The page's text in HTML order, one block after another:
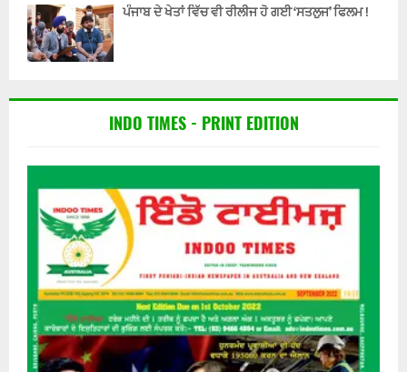
ਪੰਜਾਬ ਦੇ ਖੇਤਾਂ ਵਿੱਚ ਵੀ ਰੀਲੀਜ ਹੋ ਗਈ ‘ਸਤਲੁਜ’ ਫਿਲਮ !
INDO TIMES - PRINT EDITION